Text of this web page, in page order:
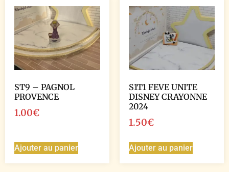
ST9 – PAGNOL
PROVENCE
1.00€
Ajouter au panier
S1T1 FEVE UNITE
DISNEY CRAYONNE
2024
1.50€
Ajouter au panier